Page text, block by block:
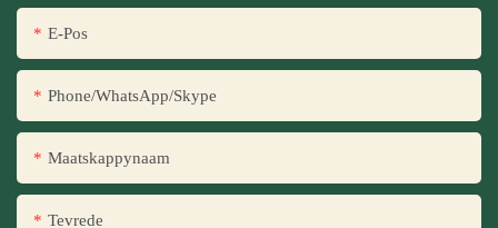
E-Pos
Phone/WhatsApp/Skype
Maatskappynaam
Tevrede